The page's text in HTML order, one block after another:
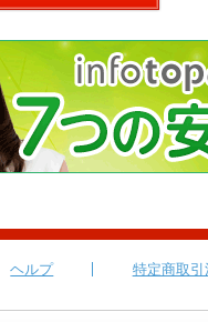
ヘルプ 特定商取